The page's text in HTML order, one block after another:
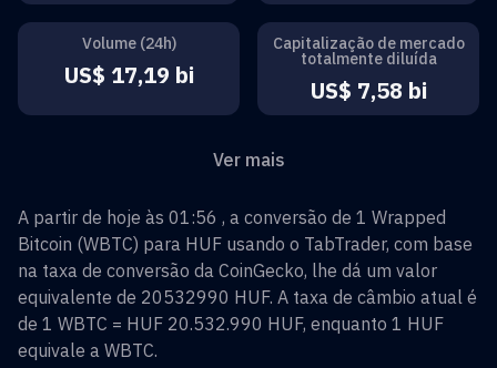
Volume (24h)
US$ 17,19 bi
Capitalização de mercado
totalmente diluída
US$ 7,58 bi
Ver mais
A partir de hoje às 01:56 , a conversão de 1 Wrapped
Bitcoin (WBTC) para HUF usando o TabTrader, com base
na taxa de conversão da CoinGecko, lhe dá um valor
equivalente de 20532990 HUF. A taxa de câmbio atual é
de 1 WBTC = HUF 20.532.990 HUF, enquanto 1 HUF
equivale a WBTC.